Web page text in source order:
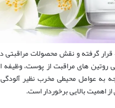
گرفته و نقش محصولات مراقبتی
های مراقبت از پوست، وظیفه
عوامل محیطی مخرب نظیر آلودگی
اهمیت بالایی برخوردار است.